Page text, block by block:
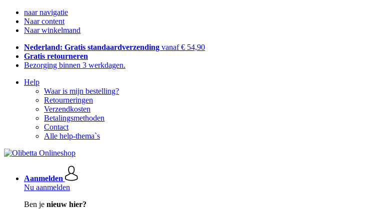
naar navigatie
Naar content
Naar winkelmand
Nederland: Gratis standaardverzending vanaf € 54,90
Gratis retourneren
Bezorging binnen 3 werkdagen.
Help
Waar is mijn bestelling?
Retourneringen
Verzendkosten
Betalingsmethoden
Contact
Alle help-thema`s
Aanmelden
Nu aanmelden
Ben je nieuw hier?